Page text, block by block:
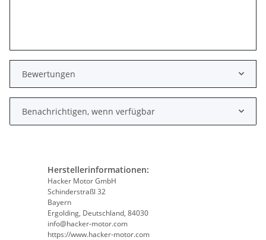
Bewertungen
Benachrichtigen, wenn verfügbar
Herstellerinformationen:
Hacker Motor GmbH
Schinderstraßl 32
Bayern
Ergolding, Deutschland, 84030
info@hacker-motor.com
https://www.hacker-motor.com